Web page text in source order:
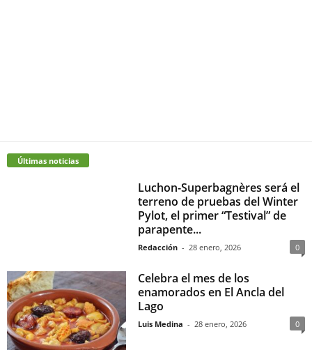
Últimas noticias
Luchon-Superbagnères será el
terreno de pruebas del Winter
Pylot, el primer “Testival” de
parapente...
Redacción - 28 enero, 2026 0
Celebra el mes de los
enamorados en El Ancla del
Lago
Luis Medina - 28 enero, 2026 0